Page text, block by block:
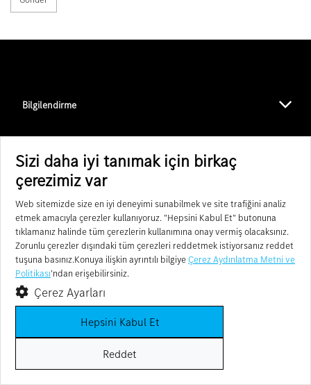
Bilgilendirme
© 2025. Mercedes-Benz Trucks.
Bu web sitesi ERHAS TÜKETİM MALLARI TİC. A.Ş.
Sizi daha iyi tanımak için birkaç
çerezimiz var
Web sitemizde size en iyi deneyimi sunabilmek ve site trafiğini analiz
etmek amacıyla çerezler kullanıyoruz. "Hepsini Kabul Et" butonuna
tıklamanız halinde tüm çerezlerin kullanımına onay vermiş olacaksınız.
Zorunlu çerezler dışındaki tüm çerezleri reddetmek istiyorsanız reddet
tuşuna basınız.Konuya ilişkin ayrıntılı bilgiyeÇerez Aydınlatma Metni ve
Politikası'ndan erişebilirsiniz.
Çerez Ayarları
Hepsini Kabul Et
Reddet